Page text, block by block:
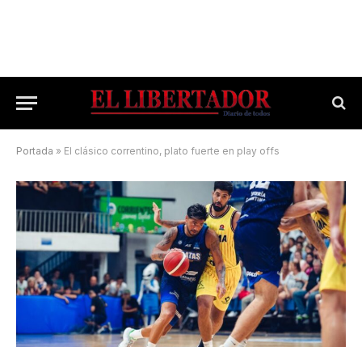
Portada » El clásico correntino, plato fuerte en play offs